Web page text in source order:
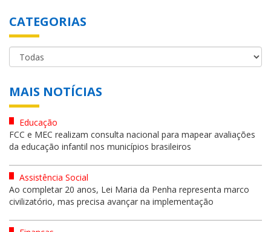
CATEGORIAS
MAIS NOTÍCIAS
Educação
FCC e MEC realizam consulta nacional para mapear avaliações
da educação infantil nos municípios brasileiros
Assistência Social
Ao completar 20 anos, Lei Maria da Penha representa marco
civilizatório, mas precisa avançar na implementação